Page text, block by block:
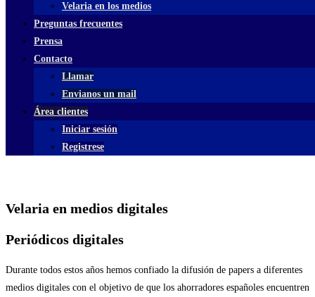
Velaria en los medios
Preguntas frecuentes
Prensa
Contacto
Llamar
Envianos un mail
Área clientes
Iniciar sesión
Registrese
Velaria en medios digitales
Periódicos digitales
Durante todos estos años hemos confiado la difusión de papers a diferentes
medios digitales con el objetivo de que los ahorradores españoles encuentren